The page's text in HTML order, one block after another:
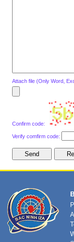
Attach file (Only Word,
Confirm code:
Verify comfirm code: